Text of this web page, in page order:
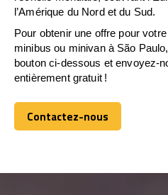
l’Amérique du Nord et du Sud.
Pour obtenir une offre pour
minibus ou minivan à São
bouton ci-dessous et envoyez-
entièrement gratuit !
Contactez-nous
Contactez-nous